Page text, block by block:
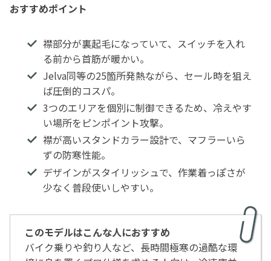
おすすめポイント
襟部分が裏起毛になっていて、スイッチを入れ
る前から首筋が暖かい。
Jelva同等の25箇所発熱ながら、セール時を狙え
ば圧倒的コスパ。
3つのエリアを個別に制御できるため、冷えやす
い場所をピンポイント攻撃。
襟が高いスタンドカラー設計で、マフラーいら
ずの防寒性能。
デザインがスタイリッシュで、作業着っぽさが
少なく普段使いしやすい。
このモデルはこんな人におすすめ
バイク乗りや釣り人など、長時間極寒の過酷な環